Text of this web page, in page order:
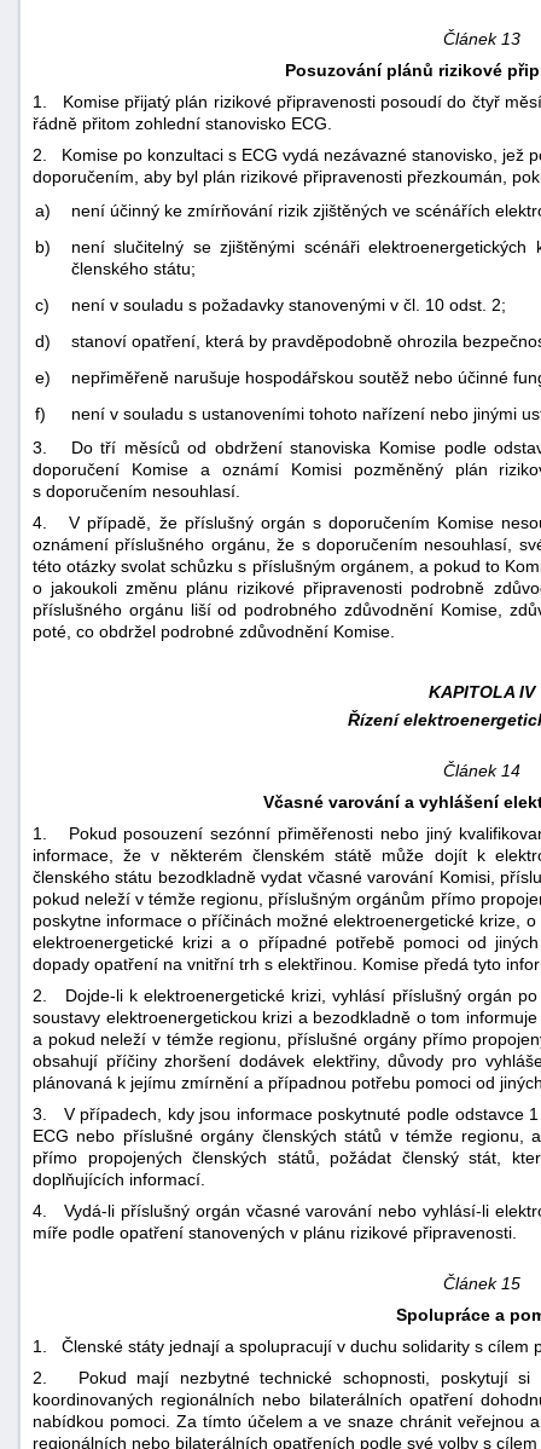
Článek 13
Posuzování plánů rizikové
1. Komise přijatý plán rizikové připravenosti posoudí do čtyř
řádně přitom zohlední stanovisko ECG.
2. Komise po konzultaci s ECG vydá nezávazné stanovisko, jež
doporučením, aby byl plán rizikové připravenosti přezkoumán,
a)
není účinný ke zmírňování rizik zjištěných ve scénářích
b)
není slučitelný se zjištěnými scénáři
členského státu;
c)
není v souladu s požadavky stanovenými v čl. 10 odst. 2;
d)
stanoví opatření, která by pravděpodobně ohrozila
e)
nepřiměřeně narušuje hospodářskou soutěž nebo účinné
f)
není v souladu s ustanoveními tohoto nařízení nebo jinými
3. Do tří měsíců od obdržení stanoviska Komise podle
doporučení Komise a oznámí Komisi pozměněný plán
s doporučením nesouhlasí.
4. V případě, že příslušný orgán s doporučením Komise
oznámení příslušného orgánu, že s doporučením nesouhlasí,
této otázky svolat schůzku s příslušným orgánem, a pokud to
o jakoukoli změnu plánu rizikové připravenosti podrobně
příslušného orgánu liší od podrobného zdůvodnění Komise,
poté, co obdržel podrobné zdůvodnění Komise.
KAPITOLA IV
Řízení
Článek 14
Včasné varování a vyhlášení
1. Pokud posouzení sezónní přiměřenosti nebo jiný
informace, že v některém členském státě může dojít k
členského státu bezodkladně vydat včasné varování Komisi,
pokud neleží v témže regionu, příslušným orgánům přímo
poskytne informace o příčinách možné elektroenergetické krize,
elektroenergetické krizi a o případné potřebě pomoci od
dopady opatření na vnitřní trh s elektřinou. Komise předá tyto
2. Dojde-li k elektroenergetické krizi, vyhlásí příslušný orgán
soustavy elektroenergetickou krizi a bezodkladně o tom
a pokud neleží v témže regionu, příslušné orgány přímo
obsahují příčiny zhoršení dodávek elektřiny, důvody pro
plánovaná k jejímu zmírnění a případnou potřebu pomoci od
3. V případech, kdy jsou informace poskytnuté podle odstavce
ECG nebo příslušné orgány členských států v témže regionu,
přímo propojených členských států, požádat členský stát,
doplňujících informací.
4. Vydá-li příslušný orgán včasné varování nebo vyhlásí-li
míře podle opatření stanovených v plánu rizikové připravenosti.
Článek 15
Spolupráce a
1. Členské státy jednají a spolupracují v duchu solidarity s cílem
2. Pokud mají nezbytné technické schopnosti, poskytují si
koordinovaných regionálních nebo bilaterálních opatření
nabídkou pomoci. Za tímto účelem a ve snaze chránit veřejnou
regionálních nebo bilaterálních opatřeních podle své volby s